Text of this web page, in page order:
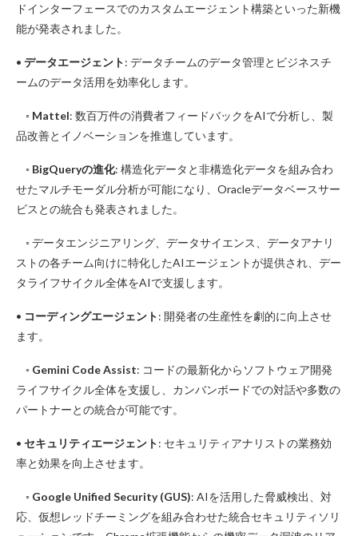
ドインターフェースでのカスタムエージェント構築といった新機
能が発表されました。
• データエージェント: データチームのデータ管理とビジネスチ
ームのデータ活用を効率化します。
◦ Mattel: 数百万件の消費者フィードバックをAIで分析し、製
品改善とイノベーションを推進しています。
◦ BigQueryの進化: 構造化データと非構造化データを組み合わ
せたマルチモーダル分析が可能になり、Oracleデータベースサー
ビスとの統合も発表されました。
◦ データエンジニアリング、データサイエンス、データアナリ
ストの各チーム向けに特化したAIエージェントが提供され、デー
タライフサイクル全体をAIで支援します。
• コーディングエージェント: 開発者の生産性を劇的に向上させ
ます。
◦ Gemini Code Assist: コードの最新化からソフトウェア開発
ライフサイクル全体を支援し、カンバンボードでの対話や多数の
パートナーとの統合が可能です。
• セキュリティエージェント: セキュリティアナリストの業務効
率と効果を向上させます。
◦ Google Unified Security (GUS): AIを活用した脅威検出、対
応、仮想レッドチーミングを組み合わせた統合セキュリティソリ